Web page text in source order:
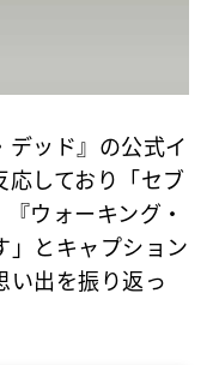
ッド』の公式イ
しており「セブ
ウォーキング・
」とキャプション
い出を振り返っ